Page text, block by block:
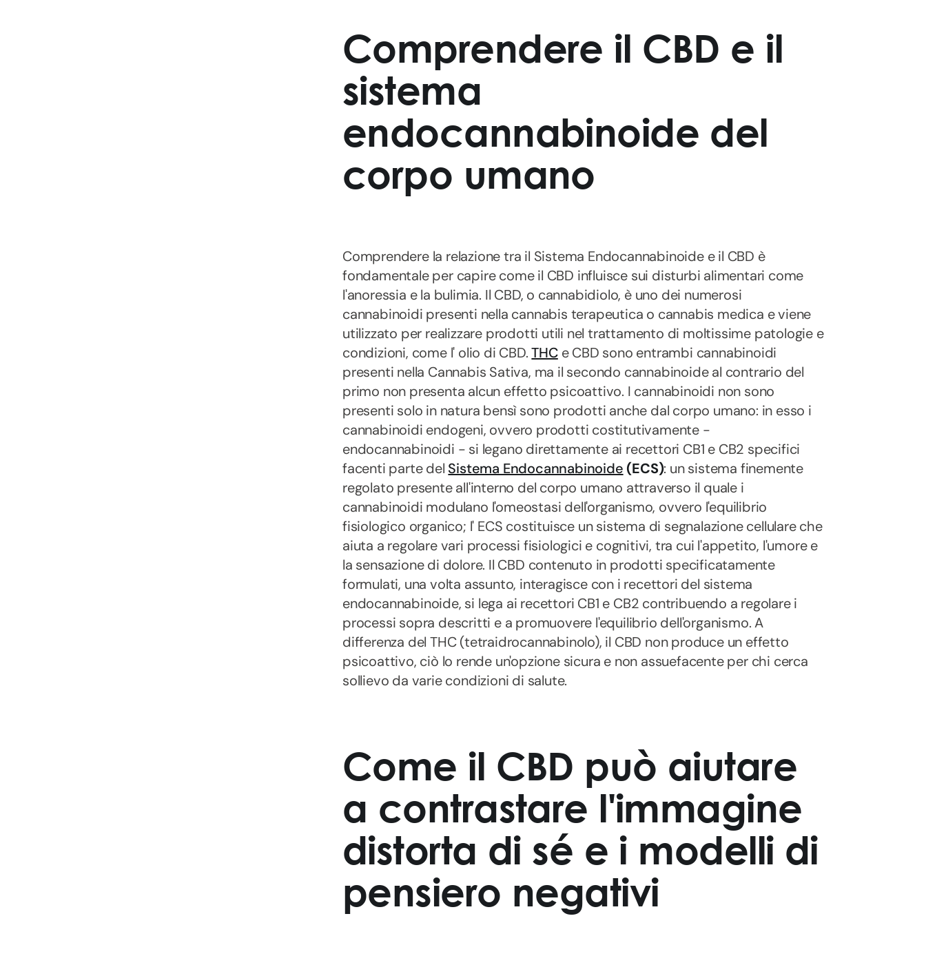
Comprendere il CBD e il
sistema
endocannabinoide del
corpo umano
Comprendere la relazione tra il Sistema Endocannabinoide e il CBD è
fondamentale per capire come il CBD influisce sui disturbi alimentari come
l'anoressia e la bulimia. Il CBD, o cannabidiolo, è uno dei numerosi
cannabinoidi presenti nella cannabis terapeutica o cannabis medica e viene
utilizzato per realizzare prodotti utili nel trattamento di moltissime patologie e
condizioni, come l' olio di CBD.THCe CBD sono entrambi cannabinoidi
presenti nella Cannabis Sativa, ma il secondo cannabinoide al contrario del
primo non presenta alcun effetto psicoattivo. I cannabinoidi non sono
presenti solo in natura bensì sono prodotti anche dal corpo umano: in esso i
cannabinoidi endogeni, ovvero prodotti costitutivamente -
endocannabinoidi - si legano direttamente ai recettori CB1 e CB2 specifici
facenti parte del Sistema Endocannabinoide (ECS): un sistema finemente
regolato presente all'interno del corpo umano attraverso il quale i
cannabinoidi modulano l'omeostasi dell'organismo, ovvero l'equilibrio
fisiologico organico; l' ECS costituisce un sistema di segnalazione cellulare che
aiuta a regolare vari processi fisiologici e cognitivi, tra cui l'appetito, l'umore e
la sensazione di dolore. Il CBD contenuto in prodotti specificatamente
formulati, una volta assunto, interagisce con i recettori del sistema
endocannabinoide, si lega ai recettori CB1 e CB2 contribuendo a regolare i
processi sopra descritti e a promuovere l'equilibrio dell'organismo. A
differenza del THC (tetraidrocannabinolo), il CBD non produce un effetto
psicoattivo, ciò lo rende un'opzione sicura e non assuefacente per chi cerca
sollievo da varie condizioni di salute.
Come il CBD può aiutare
a contrastare l'immagine
distorta di sé e i modelli di
pensiero negativi